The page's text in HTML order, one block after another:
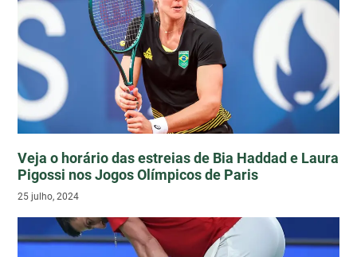
Veja o horário das estreias de Bia Haddad e Laura
Pigossi nos Jogos Olímpicos de Paris
25 julho, 2024